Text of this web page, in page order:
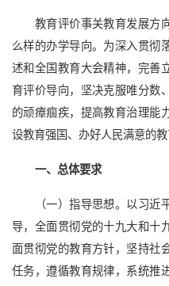
教育评价事关教育发展方
么样的办学导向。为深入贯彻
述和全国教育大会精神，完善
育评价导向，坚决克服唯分数
的顽瘴痼疾，提高教育治理能
设教育强国、办好人民满意的教
一、总体要求
（一）指导思想。以习
导，全面贯彻党的十九大和十
面贯彻党的教育方针，坚持社
任务，遵循教育规律，系统推